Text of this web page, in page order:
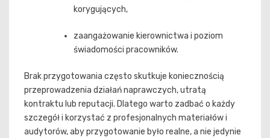
korygujących,
zaangażowanie kierownictwa i poziom
świadomości pracowników.
Brak przygotowania często skutkuje koniecznością
przeprowadzenia działań naprawczych, utratą
kontraktu lub reputacji. Dlatego warto zadbać o każdy
szczegół i korzystać z profesjonalnych materiałów i
audytorów, aby przygotowanie było realne, a nie jedynie